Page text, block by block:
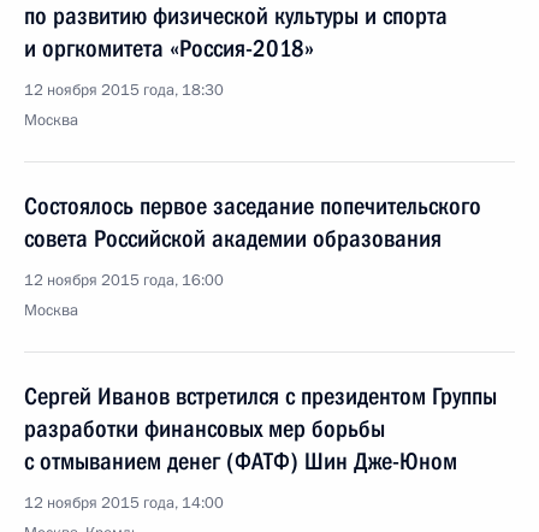
по развитию физической культуры и спорта
и оргкомитета «Россия-2018»
12 ноября 2015 года, 18:30
Москва
Состоялось первое заседание попечительского
совета Российской академии образования
12 ноября 2015 года, 16:00
Москва
Сергей Иванов встретился с президентом Группы
разработки финансовых мер борьбы
с отмыванием денег (ФАТФ) Шин Дже-Юном
12 ноября 2015 года, 14:00